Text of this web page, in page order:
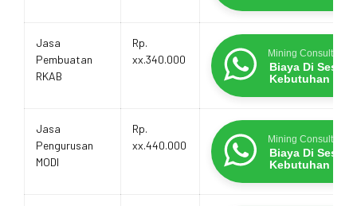
Jasa
Pembuatan
RKAB
Rp.
xx.340.000
Mining Consultants
Biaya Di
Kebutuhan
Jasa
Pengurusan
MODI
Rp.
xx.440.000
Mining Consultants
Biaya Di
Kebutuhan